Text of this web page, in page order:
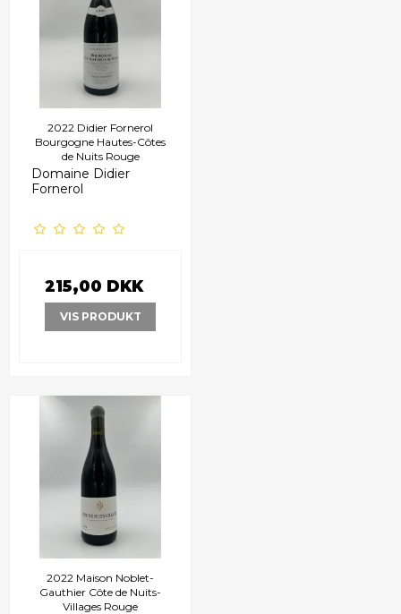
2022 Didier Fornerol
Bourgogne Hautes-Côtes
de Nuits Rouge
Domaine Didier
Fornerol
215,00 DKK
VIS PRODUKT
2022 Maison Noblet-
Gauthier Côte de Nuits-
Villages Rouge